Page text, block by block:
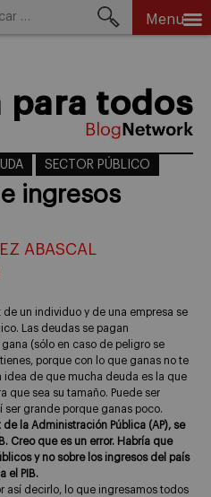
Menu
para todos
SECTOR PÚBLICO
ingresos
ABASCAL
un individuo y de una empresa se
Las deudas se pagan
(sólo en caso de peligro se
porque con lo que ganas no te
idea de que mucha deuda es la que
que sea su tamaño. Puede ser
ser grande porque ganas poco.
la Administración Pública (AP), se
Creo que es un error. Habría que
y no sobre los ingresos del país
el PIB.
así decirlo, lo que ingresamos todos